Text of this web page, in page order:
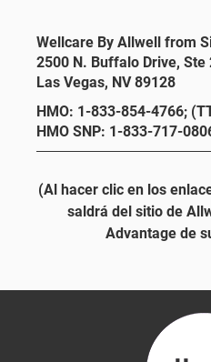
Wellcare By Allwell from
2500 N. Buffalo Drive, Ste
Las Vegas, NV 89128
HMO: 1-833-854-4766;
HMO SNP: 1-833-717-
(Al hacer clic en los
saldrá del sitio de
Advantage de